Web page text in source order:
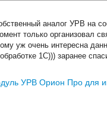
аналог УРВ на
только организовал
уж очень интересна
1С))) заранее
УРВ Орион Про для